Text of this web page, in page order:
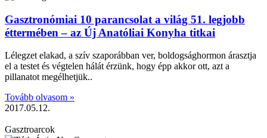
Gasztronómiai 10 parancsolat a világ 51. legjobb
éttermében – az Új Anatóliai Konyha titkai
Lélegzet elakad, a szív szaporábban ver, boldogsághormon árasztja
el a testet és végtelen hálát érzünk, hogy épp akkor ott, azt a
pillanatot megélhetjük..
Tovább olvasom »
2017.05.12.
Gasztroarcok